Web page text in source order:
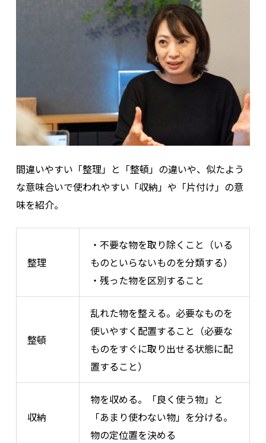
間違いやすい「整理」と「整頓」の違いや、似たよう
な意味合いで使われやすい「収納」や「片付け」の意
味を紹介。
整理
・不要な物を取り除くこと（いる
ものといらないものを分類する）
・残った物を区別すること
整頓
乱れた物を整える。必要なものを
使いやすく配置すること（必要な
ものをすぐに取り出せる状態に配
置すること）
収納
物を収める。「良く使う物」と
「あまり使わない物」を分ける。
物の定位置を決める